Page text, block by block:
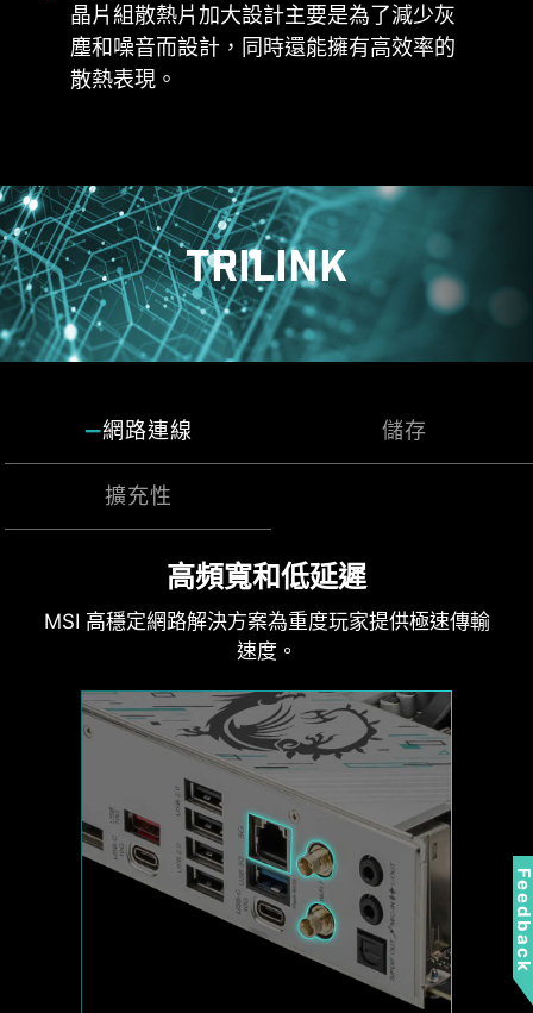
晶片組散熱片加大設計主要是為了減少灰
塵和噪音而設計，同時還能擁有高效率的
散熱表現。
支援自動檢測
2A 供電（風扇）/ 專門
支援 MSI 零組件。
更多內容
MSI 風扇連接埠擁有多用途，既可作為幫浦連接
否為幫浦或 PWM/DC 風扇，其獨特的灰色設計，更
容易識別。
Frozr AI 散熱系統針對CPU 與GPU 溫度進行調校。
AI 系統會偵測CPU 和GPU 的溫度，自動調整系統
MSI 風扇接頭可自動檢測風扇將以直流或PWM哪種
模式運行，視情況隨時調整風扇轉速和進行降噪。
Hysteresis也能使系統風扇的運轉更為流暢，並確
保系統隨時處於安靜的狀態之中。
TRILINK
網路連線 儲存
擴充性
高頻寬和低延遲
MSI 高穩定網路解決方案為重度玩家提供極速傳輸
速度。
因應未來的快速儲存技術
MSI Gaming 系列主板支援所有最新的儲存技術標
準，用戶可以自由選擇極速存儲裝置。更快速啟動
1x
128
Gbps
搭載鋼鐵裝甲LIGHTNING GEN 5
PCI-E
LIGHTNING GEN 5 PCI-E
提供 x16 插槽介面，頻寬可達到 128 GB/s，
是上一代速度的兩倍。
PCIE 5.0 插槽焊接工藝
PCI-E 插槽採用先進的 SMT 焊接工藝（Surface
Mount Technology），降低雜訊干擾和電噪聲、充
分支援更高頻寬和傳輸速度的 PCI-E 5.0 訊號。